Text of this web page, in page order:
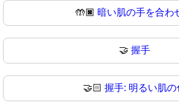
🤲🏿 暗い肌の手を合わ
🤝 握手
🤝🏻 握手: 明るい肌の